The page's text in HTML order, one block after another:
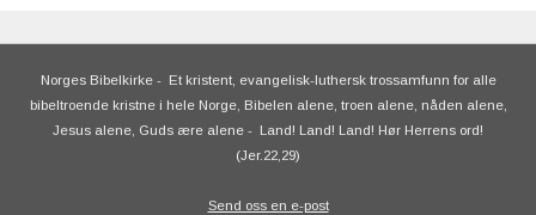
Norges Bibelkirke- Et kristent, evangelisk-luthersk trossamfunn for alle
bibeltroende kristne i hele Norge, Bibelen alene, troen alene, nåden alene,
Jesus alene, Guds ære alene - Land! Land! Land! Hør Herrens ord!
(Jer.22,29)
Send oss en e-post